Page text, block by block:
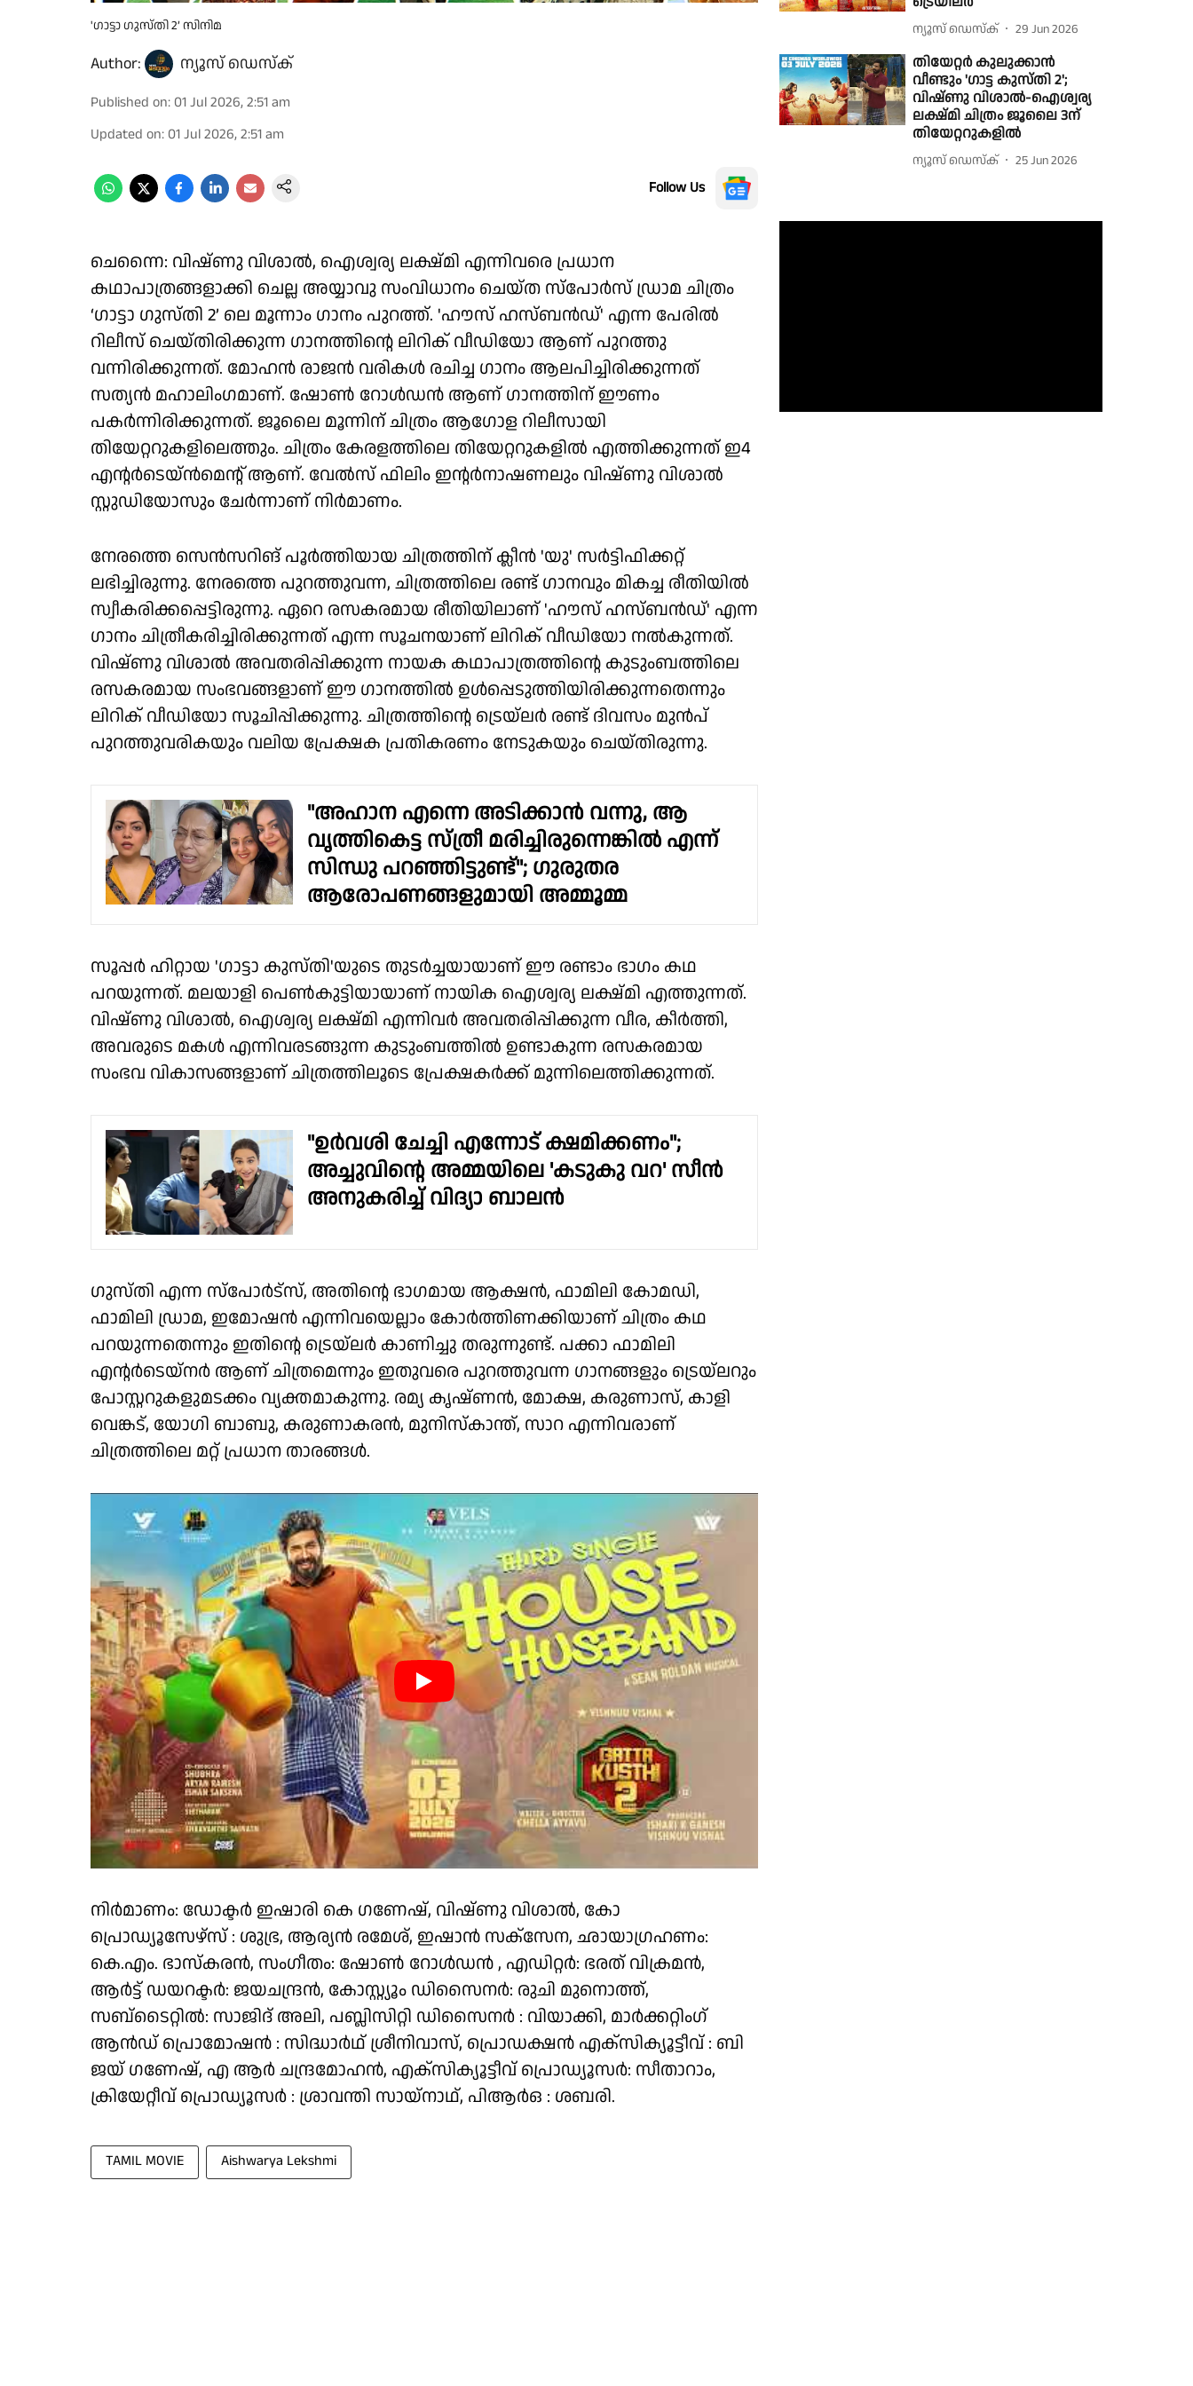
'ഗാട്ടാ ഗുസ്തി 2’ സിനിമ
Author: ന്യൂസ് ഡെസ്ക്
Published on: 01 Jul 2026, 2:51 am
Updated on: 01 Jul 2026, 2:51 am
Follow Us
ചെന്നൈ: വിഷ്ണു വിശാൽ, ഐശ്വര്യ ലക്ഷ്മി എന്നിവരെ പ്രധാന
കഥാപാത്രങ്ങളാക്കി ചെല്ല അയ്യാവു സംവിധാനം ചെയ്ത സ്പോർസ് ഡ്രാമ ചിത്രം
‘ഗാട്ടാ ഗുസ്തി 2’ ലെ മൂന്നാം ഗാനം പുറത്ത്. 'ഹൗസ് ഹസ്ബൻഡ്' എന്ന പേരിൽ
റിലീസ് ചെയ്തിരിക്കുന്ന ഗാനത്തിന്റെ ലിറിക് വീഡിയോ ആണ് പുറത്തു
വന്നിരിക്കുന്നത്. മോഹൻ രാജൻ വരികൾ രചിച്ച ഗാനം ആലപിച്ചിരിക്കുന്നത്
സത്യൻ മഹാലിംഗമാണ്. ഷോൺ റോൾഡൻ ആണ് ഗാനത്തിന് ഈണം
പകർന്നിരിക്കുന്നത്. ജൂലൈ മൂന്നിന് ചിത്രം ആഗോള റിലീസായി
തിയേറ്ററുകളിലെത്തും. ചിത്രം കേരളത്തിലെ തിയേറ്ററുകളിൽ എത്തിക്കുന്നത് ഇ4
എന്റർടെയ്ൻ‌മെന്റ് ആണ്. വേൽസ് ഫിലിം ഇന്റർനാഷണലും വിഷ്ണു വിശാല്‍
സ്റ്റുഡിയോസും ചേർന്നാണ് നിർമാണം.
നേരത്തെ സെൻസറിങ് പൂർത്തിയായ ചിത്രത്തിന് ക്ലീൻ 'യു' സർട്ടിഫിക്കറ്റ്
ലഭിച്ചിരുന്നു. നേരത്തെ പുറത്തുവന്ന, ചിത്രത്തിലെ രണ്ട് ഗാനവും മികച്ച രീതിയിൽ
സ്വീകരിക്കപ്പെട്ടിരുന്നു. ഏറെ രസകരമായ രീതിയിലാണ് 'ഹൗസ് ഹസ്ബൻഡ്' എന്ന
ഗാനം ചിത്രീകരിച്ചിരിക്കുന്നത് എന്ന സൂചനയാണ് ലിറിക് വീഡിയോ നൽകുന്നത്.
വിഷ്ണു വിശാൽ അവതരിപ്പിക്കുന്ന നായക കഥാപാത്രത്തിന്റെ കുടുംബത്തിലെ
രസകരമായ സംഭവങ്ങളാണ് ഈ ഗാനത്തിൽ ഉൾപ്പെടുത്തിയിരിക്കുന്നതെന്നും
ലിറിക് വീഡിയോ സൂചിപ്പിക്കുന്നു. ചിത്രത്തിന്റെ ട്രെയ്‌ലർ രണ്ട് ദിവസം മുൻപ്
പുറത്തുവരികയും വലിയ പ്രേക്ഷക പ്രതികരണം നേടുകയും ചെയ്തിരുന്നു.
"അഹാന എന്നെ അടിക്കാൻ വന്നു, ആ
വൃത്തികെട്ട സ്ത്രീ മരിച്ചിരുന്നെങ്കിൽ എന്ന്
സിന്ധു പറഞ്ഞിട്ടുണ്ട്"; ​ഗുരുതര
ആരോപണങ്ങളുമായി അമ്മൂമ്മ
സൂപ്പർ ഹിറ്റായ 'ഗാട്ടാ കുസ്തി'യുടെ തുടർച്ചയായാണ് ഈ രണ്ടാം ഭാഗം കഥ
പറയുന്നത്. മലയാളി പെൺകുട്ടിയായാണ് നായിക ഐശ്വര്യ ലക്ഷ്മി എത്തുന്നത്.
വിഷ്ണു വിശാൽ, ഐശ്വര്യ ലക്ഷ്മി എന്നിവർ അവതരിപ്പിക്കുന്ന വീര, കീർത്തി,
അവരുടെ മകൾ എന്നിവരടങ്ങുന്ന കുടുംബത്തിൽ ഉണ്ടാകുന്ന രസകരമായ
സംഭവ വികാസങ്ങളാണ് ചിത്രത്തിലൂടെ പ്രേക്ഷകർക്ക് മുന്നിലെത്തിക്കുന്നത്.
"ഉർവശി ചേച്ചി എന്നോട് ക്ഷമിക്കണം";
അച്ചുവിൻ്റെ അമ്മയിലെ 'കടുകു വറ' സീൻ
അനുകരിച്ച് വിദ്യാ ബാലൻ
ഗുസ്തി എന്ന സ്പോർട്സ്, അതിന്റെ ഭാഗമായ ആക്ഷൻ, ഫാമിലി കോമഡി,
ഫാമിലി ഡ്രാമ, ഇമോഷൻ എന്നിവയെല്ലാം കോർത്തിണക്കിയാണ് ചിത്രം കഥ
പറയുന്നതെന്നും ഇതിന്റെ ട്രെയ്‌ലർ കാണിച്ചു തരുന്നുണ്ട്. പക്കാ ഫാമിലി
എന്റർടെയ്നർ ആണ് ചിത്രമെന്നും ഇതുവരെ പുറത്തുവന്ന ഗാനങ്ങളും ട്രെയ്‌ലറും
പോസ്റ്ററുകളുമടക്കം വ്യക്തമാകുന്നു. രമ്യ കൃഷ്ണൻ, മോക്ഷ, കരുണാസ്, കാളി
വെങ്കട്, യോഗി ബാബു, കരുണാകരൻ, മുനിസ്കാന്ത്, സാറ എന്നിവരാണ്
ചിത്രത്തിലെ മറ്റ് പ്രധാന താരങ്ങൾ.
നിർമാണം: ഡോക്ടർ ഇഷാരി കെ ഗണേഷ്, വിഷ്ണു വിശാൽ, കോ
പ്രൊഡ്യൂസേഴ്സ് : ശുഭ്ര, ആര്യൻ രമേശ്, ഇഷാൻ സക്സേന, ഛായാഗ്രഹണം:
കെ.എം. ഭാസ്കരൻ, സംഗീതം: ഷോൺ റോൾഡൻ , എഡിറ്റർ: ഭരത് വിക്രമൻ,
ആർട്ട് ഡയറക്ടർ: ജയചന്ദ്രൻ, കോസ്റ്റ്യൂം ഡിസൈനർ: രുചി മുനൊത്ത്,
സബ്ടൈറ്റിൽ: സാജിദ് അലി, പബ്ലിസിറ്റി ഡിസൈനർ : വിയാക്കി, മാർക്കറ്റിംഗ്
ആൻഡ് പ്രൊമോഷൻ : സിദ്ധാർഥ് ശ്രീനിവാസ്, പ്രൊഡക്ഷൻ എക്സിക്യൂട്ടീവ് : ബി
ജയ് ഗണേഷ്, എ ആർ ചന്ദ്രമോഹൻ, എക്സിക്യൂട്ടീവ് പ്രൊഡ്യൂസർ: സീതാറാം,
ക്രിയേറ്റീവ് പ്രൊഡ്യൂസർ : ശ്രാവന്തി സായ്‌നാഥ്, പിആർഒ : ശബരി.
TAMIL MOVIE Aishwarya Lekshmi
ന്യൂസ് ഡെസ്ക് 29 Jun 2026
തിയേറ്റര്‍ കുലുക്കാന്‍
വീണ്ടും 'ഗാട്ട കുസ്തി 2';
വിഷ്ണു വിശാല്‍-ഐശ്വര്യ
ലക്ഷ്മി ചിത്രം ജൂലൈ 3ന്
തിയേറ്ററുകളില്‍
ന്യൂസ് ഡെസ്ക് 25 Jun 2026